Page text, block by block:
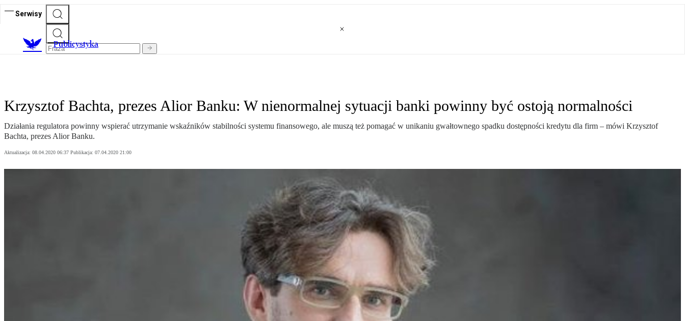
Serwisy
Publicystyka
Krzysztof Bachta, prezes Alior Banku: W nienormalnej sytuacji banki powinny być ostoją normalności
Działania regulatora powinny wspierać utrzymanie wskaźników stabilności systemu finansowego, ale muszą też pomagać w unikaniu gwałtownego spadku dostępności kredytu dla firm – mówi Krzysztof
Bachta, prezes Alior Banku.
Aktualizacja: 08.04.2020 06:37 Publikacja: 07.04.2020 21:00